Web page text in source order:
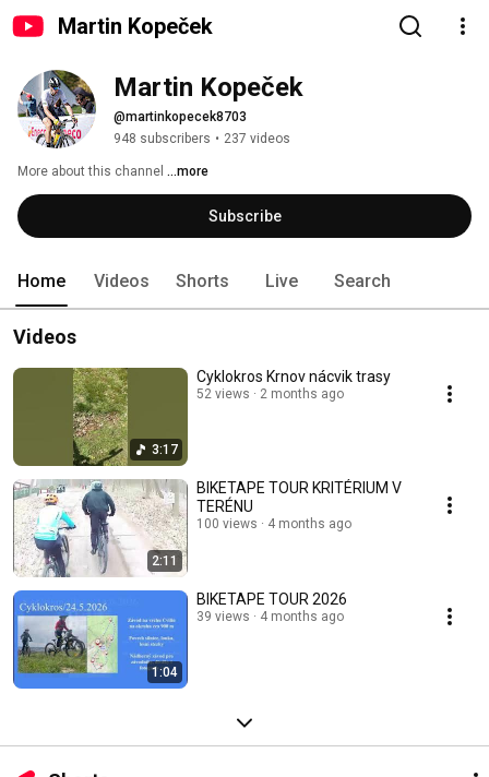
Martin Kopeček
Martin Kopeček
@martinkopecek8703
948 subscribers • 237 videos
More about this channel ...more
Subscribe
Home Videos Shorts Live Search
Videos
3:17
Cyklokros Krnov nácvik trasy
52 views 2 months ago
2:11
BIKETAPE TOUR KRITÉRIUM V
TERÉNU
100 views 4 months ago
1:04
BIKETAPE TOUR 2026
39 views 4 months ago